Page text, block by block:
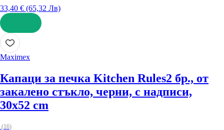
33,40 € (65,32 Лв)
ДОБАВИ
Maximex
Капаци за печка Kitchen Rules2 бр., от
закалено стъкло, черни, с надписи,
30x52 cm
(16)